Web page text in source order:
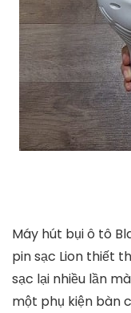
Máy hút bụi ô tô
pin sạc Lion thiết
sạc lại nhiều lần
một phụ kiện bàn